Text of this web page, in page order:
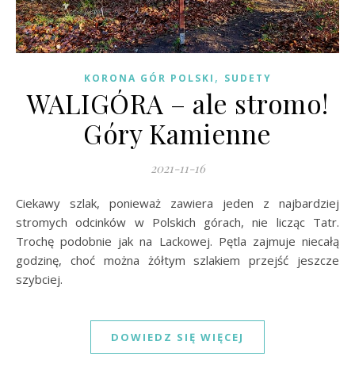
KORONA GÓR POLSKI , SUDETY
WALIGÓRA – ale stromo!
Góry Kamienne
2021-11-16
Ciekawy szlak, ponieważ zawiera jeden z najbardziej
stromych odcinków w Polskich górach, nie licząc Tatr.
Trochę podobnie jak na Lackowej. Pętla zajmuje niecałą
godzinę, choć można żółtym szlakiem przejść jeszcze
szybciej.
DOWIEDZ SIĘ WIĘCEJ